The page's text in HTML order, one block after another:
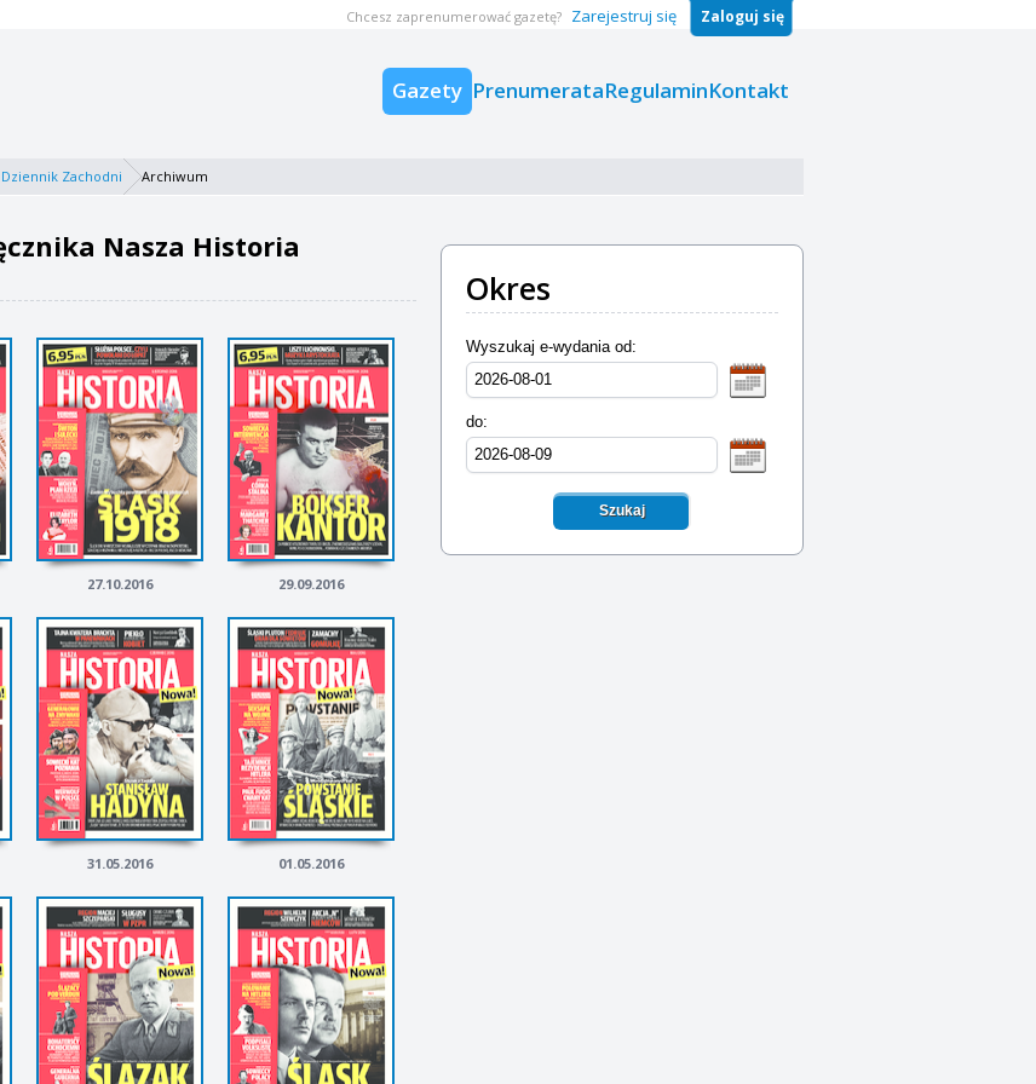
Gazety PrenumerataRegulaminKontakt
Chcesz zaprenumerować gazetę? Zarejestruj się Zaloguj się
Zachodni Archiwum
Okres
Wyszukaj e-wydania od:
do:
Szukaj
Nasza Historia
27.10.2016 29.09.2016
31.05.2016 01.05.2016